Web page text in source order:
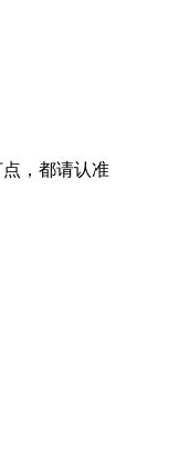
，都请认准